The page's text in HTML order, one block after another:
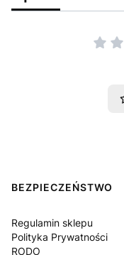
Linki w stopce
BEZPIECZEŃSTWO
Regulamin sklepu
Polityka Prywatności
RODO